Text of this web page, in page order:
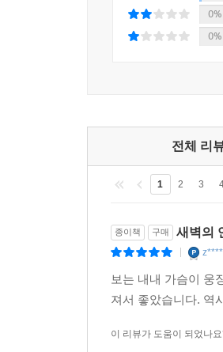
0%
0%
전체 리
1 2 3
종이책 구매 새벽의
보는 내내 가슴이 웅
져서 좋았습니다. 역
이 리뷰가 도움이 되었나